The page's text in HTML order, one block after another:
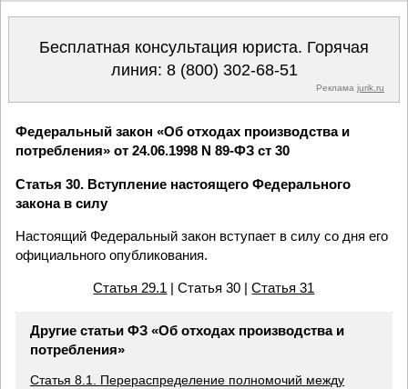
Бесплатная консультация юриста. Горячая
линия: 8 (800) 302-68-51
Реклама jurik.ru
Федеральный закон «Об отходах производства и
потребления» от 24.06.1998 N 89-ФЗ ст 30
Статья 30. Вступление настоящего Федерального
закона в силу
Настоящий Федеральный закон вступает в силу со дня его
официального опубликования.
Статья 29.1 | Статья 30 |Статья 31
Другие статьи ФЗ «Об отходах производства и
потребления»
Статья 8.1. Перераспределение полномочий между